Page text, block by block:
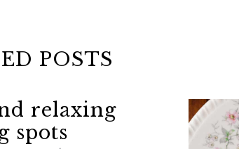
POSTS
relaxing
spots